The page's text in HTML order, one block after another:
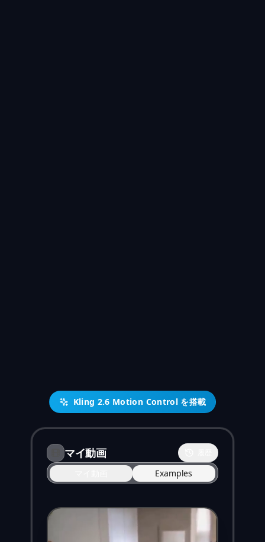
Kling 2.6 Motion Control を搭載
マイ動画
Examples